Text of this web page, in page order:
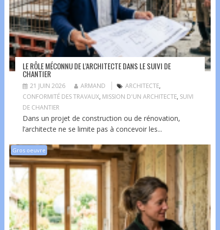
LE RÔLE MÉCONNU DE L’ARCHITECTE DANS LE SUIVI DE
CHANTIER
21 JUIN 2026 ARMAND ARCHITECTE,
CONFORMITÉ DES TRAVAUX, MISSION D'UN ARCHITECTE, SUIVI
DE CHANTIER
Dans un projet de construction ou de rénovation,
l’architecte ne se limite pas à concevoir les...
Gros oeuvre